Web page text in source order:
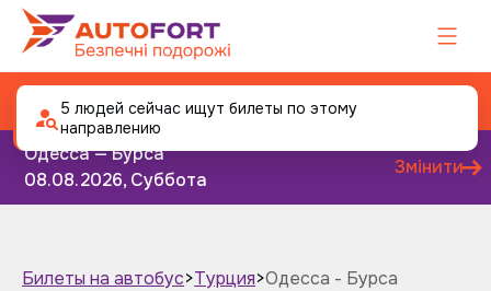
Автобус Одесса - Бурса
Одесса — Бурса
08.08.2026, Суббота
Змінити
Билеты на автобус>Турция>Одесса - Бурса
5 людей сейчас ищут билеты по этому
направлению